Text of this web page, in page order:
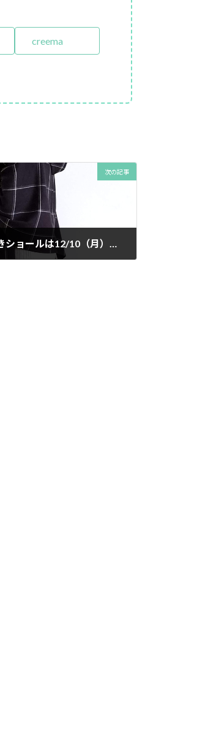
creema
次の記事
フード付きショールは12/10（月）販売開始。かわいいタッセルピンのおまけつき。